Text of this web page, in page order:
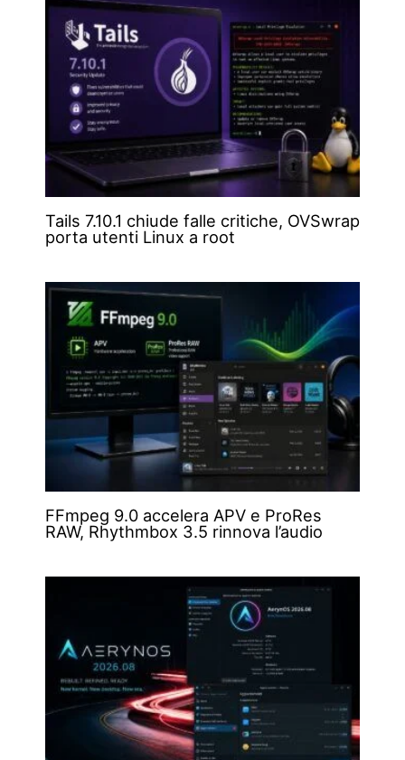
Tails 7.10.1 chiude falle critiche, OVSwrap
porta utenti Linux a root
FFmpeg 9.0 accelera APV e ProRes
RAW, Rhythmbox 3.5 rinnova l’audio